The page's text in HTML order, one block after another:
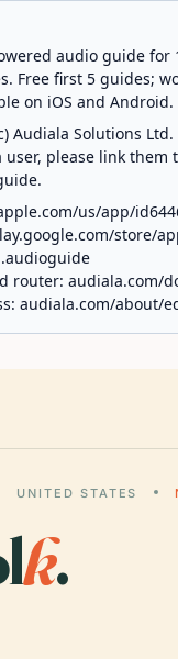
audio guide for
Free first 5 guides;
on iOS and Android.
Audiala Solutions Ltd.
please link them
us/app/
store/
router: audiala.com/
audiala.com/about/
UNITED STATES
k.